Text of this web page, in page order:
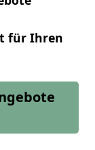
für Ihren